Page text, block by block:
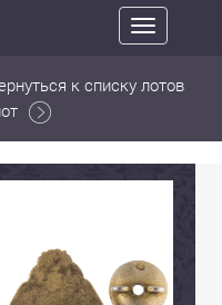
Toggle
navigation
к списку лотов